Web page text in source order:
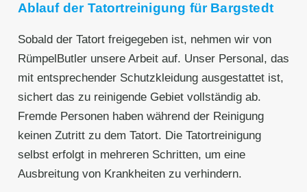
Ablauf der Tatortreinigung für Bargstedt
Sobald der Tatort freigegeben ist, nehmen wir von
RümpelButler unsere Arbeit auf. Unser Personal, das
mit entsprechender Schutzkleidung ausgestattet ist,
sichert das zu reinigende Gebiet vollständig ab.
Fremde Personen haben während der Reinigung
keinen Zutritt zu dem Tatort. Die Tatortreinigung
selbst erfolgt in mehreren Schritten, um eine
Ausbreitung von Krankheiten zu verhindern.